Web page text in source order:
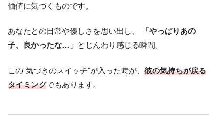
価値に気づくものです。
あなたとの日常や優しさを思い出し、
「やっぱりあの
子、良かったな…」
とじんわり感じる瞬間。
この“気づきのスイッチ”が入った時が、 彼の気持ちが戻る
タイミングでもあります。